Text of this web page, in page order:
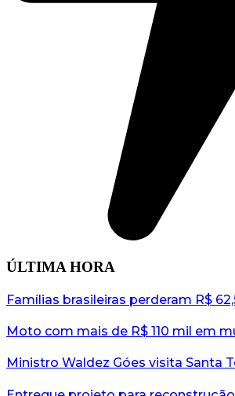
ÚLTIMA HORA